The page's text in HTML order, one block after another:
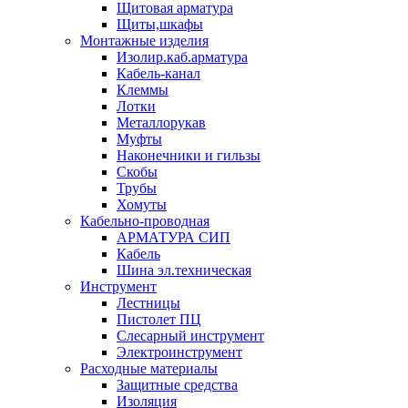
Щитовая арматура
Щиты,шкафы
Монтажные изделия
Изолир.каб.арматура
Кабель-канал
Клеммы
Лотки
Металлорукав
Муфты
Наконечники и гильзы
Скобы
Трубы
Хомуты
Кабельно-проводная
АРМАТУРА СИП
Кабель
Шина эл.техническая
Инструмент
Лестницы
Пистолет ПЦ
Слесарный инструмент
Электроинструмент
Расходные материалы
Защитные средства
Изоляция